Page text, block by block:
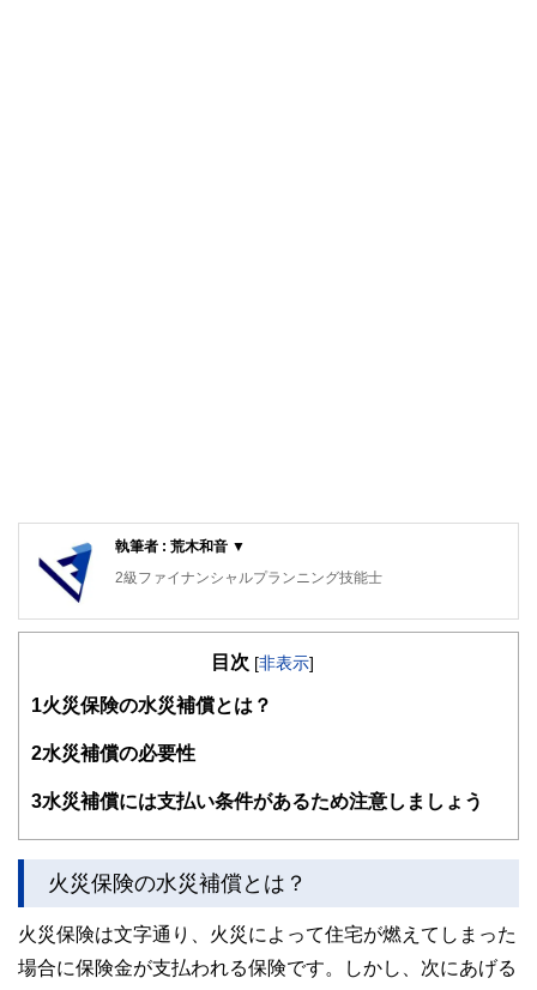
執筆者 : 荒木和音 ▼
2級ファイナンシャルプランニング技能士
目次 [非表示]
1火災保険の水災補償とは？
2水災補償の必要性
3水災補償には支払い条件があるため注意しましょう
火災保険の水災補償とは？
火災保険は文字通り、火災によって住宅が燃えてしまった
場合に保険金が支払われる保険です。しかし、次にあげる